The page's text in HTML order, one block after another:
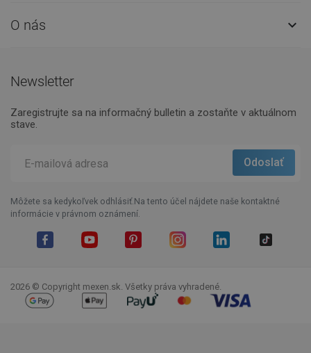
O nás 
Newsletter
Zaregistrujte sa na informačný bulletin a zostaňte v aktuálnom
stave.
Môžete sa kedykoľvek odhlásiť.Na tento účel nájdete naše kontaktné
informácie v právnom oznámení.
2026 © Copyright mexen.sk. Všetky práva vyhradené.